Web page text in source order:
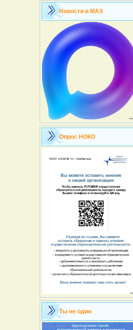
Новости в MAX
Опрос НОКО
Ты не один